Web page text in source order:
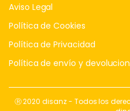
Aviso Legal
Política de Cookies
Política de Privacidad
Política de envío y
Ⓡ 2020 disanz - Todos los